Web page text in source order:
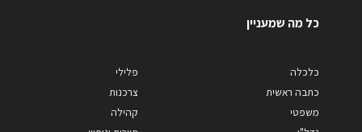
כל מה שמעניין
כלכלה
כתבה ראשית
משפטי
פלילי
צרכנות
קהילה